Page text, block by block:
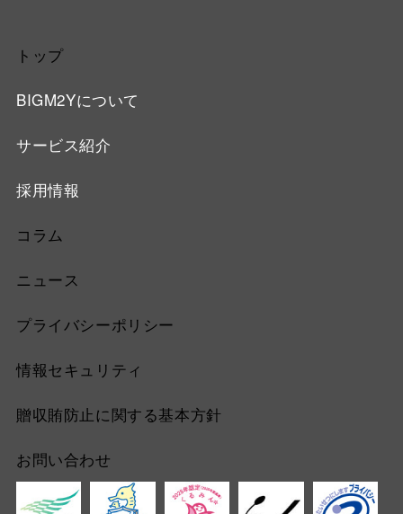
トップ
BIGM2Yについて
サービス紹介
採用情報
コラム
ニュース
プライバシーポリシー
情報セキュリティ
贈収賄防止に関する基本方針
お問い合わせ